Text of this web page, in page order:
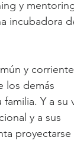
y
incubadora
y
los demás
Y a su
y a sus
proyectarse